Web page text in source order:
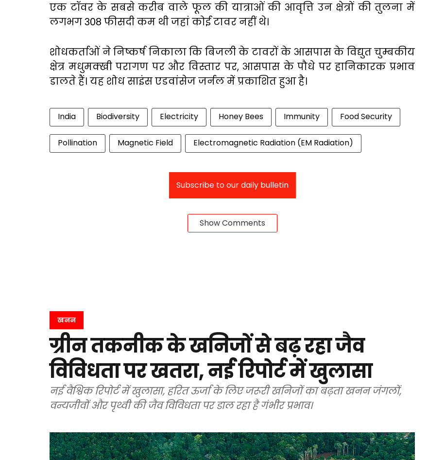
एक टॉवर के सबसे करीब वाले फूल की यात्राओं की आवृत्ति उन क्षेत्रों की तुलना में
लगभग 308 फीसदी कम थी जहां कोई टावर नहीं थे।
शोधकर्ताओं ने निष्कर्ष निकाला कि बिजली के टावरों के आसपास के विद्युत चुम्बकीय
क्षेत्र मधुमक्खी परागण पर और विस्तार पर, आसपास के पौधे पर हानिकारक प्रभाव
डालते हैं। यह शोध साइंस एडवांसेज जर्नल में प्रकाशित हुआ है।
India Biodiversity Electricity Honey Bees Immunity Food Security
Pollination Magnetic Field Electromagnetic Radiation (EM Radiation)
Subscribe to our daily bulletin
Show Comments
खनन
ग्रीन तकनीक के खनिजों से बढ़ रहा जैव
विविधता पर खतरा, नई रिपोर्ट में खुलासा
नई वैश्विक रिपोर्ट में खुलासा, हरित ऊर्जा के लिए जरूरी खनिजों का बढ़ता खनन जंगलों,
वन्यजीवों और पृथ्वी की जैव विविधता पर डाल रहा है गंभीर प्रभाव।